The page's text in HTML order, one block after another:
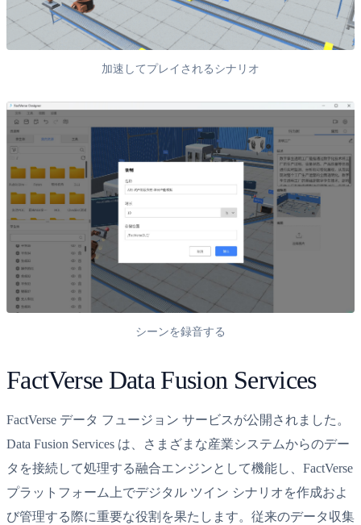
加速してプレイされるシナリオ
シーンを録音する
FactVerse Data Fusion Services
FactVerse データ フュージョン サービスが公開されました。
Data Fusion Services は、さまざまな産業システムからのデー
タを接続して処理する融合エンジンとして機能し、FactVerse
プラットフォーム上でデジタル ツイン シナリオを作成およ
び管理する際に重要な役割を果たします。従来のデータ収集